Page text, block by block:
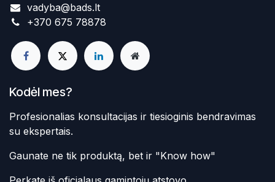
vadyba@bads.lt
+370 675 78878
Kodėl mes?
Profesionalias konsultacijas ir tiesioginis bendravimas
su ekspertais.
Gaunate ne tik produktą, bet ir "Know how"